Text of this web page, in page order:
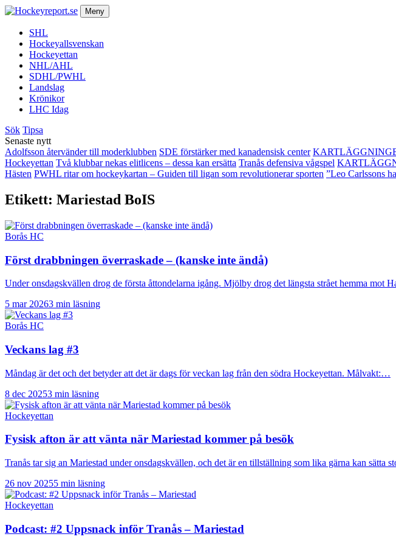
Meny
SHL
Hockeyallsvenskan
Hockeyettan
NHL/AHL
SDHL/PWHL
Landslag
Krönikor
LHC Idag
Sök Tipsa
Senaste nytt
Adolfsson återvänder till moderklubben SDE förstärker med kanadensisk center
Hockeyettan Två klubbar nekas elitlicens – dessa kan ersätta Tranås defensiva vågspel
Hästen PWHL ritar om hockeykartan – Guiden till ligan som revolutionerar sporten ”Leo Carlssons
Etikett: Mariestad BoIS
Borås HC
Först drabbningen överraskade – (kanske inte ändå)
Under onsdagskvällen drog de första åttondelarna igång. Mjölby drog det längsta strået hemma mot
5 mar 20263 min läsning
Borås HC
Veckans lag #3
Måndag är det och det betyder att det är dags för veckan lag från den södra Hockeyettan. Målvakt:…
8 dec 20253 min läsning
Hockeyettan
Fysisk afton är att vänta när Mariestad kommer på besök
Tranås tar sig an Mariestad under onsdagskvällen, och det är en tillställning som lika gärna kan sätta
26 nov 20255 min läsning
Hockeyettan
Podcast: #2 Uppsnack inför Tranås – Mariestad